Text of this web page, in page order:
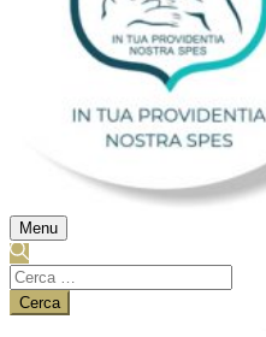
Menu
Ricerca
per: